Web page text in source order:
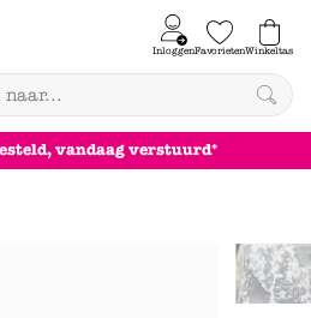
InloggenFavorietenWinkeltas
0
Achteraf betalen